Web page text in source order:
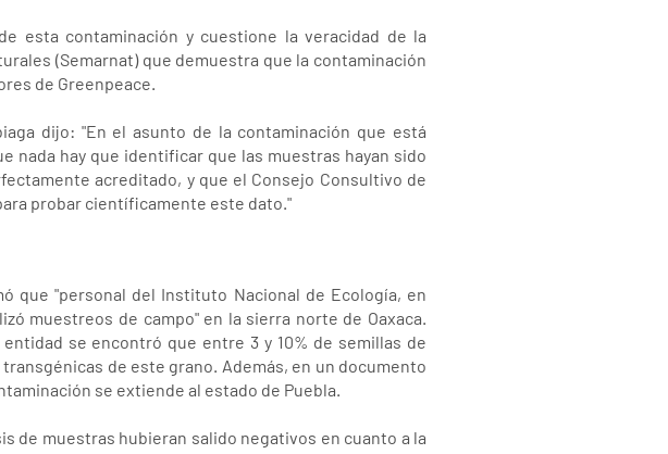
esta contaminación y cuestione la veracidad de la
(Semarnat) que demuestra que la contaminación
de Greenpeace.
dijo: "En el asunto de la contaminación que está
nada hay que identificar que las muestras hayan sido
acreditado, y que el Consejo Consultivo de
probar científicamente este dato."
que "personal del Instituto Nacional de Ecología, en
muestreos de campo" en la sierra norte de Oaxaca.
se encontró que entre 3 y 10% de semillas de
de este grano. Además, en un documento
se extiende al estado de Puebla.
de muestras hubieran salido negativos en cuanto a la